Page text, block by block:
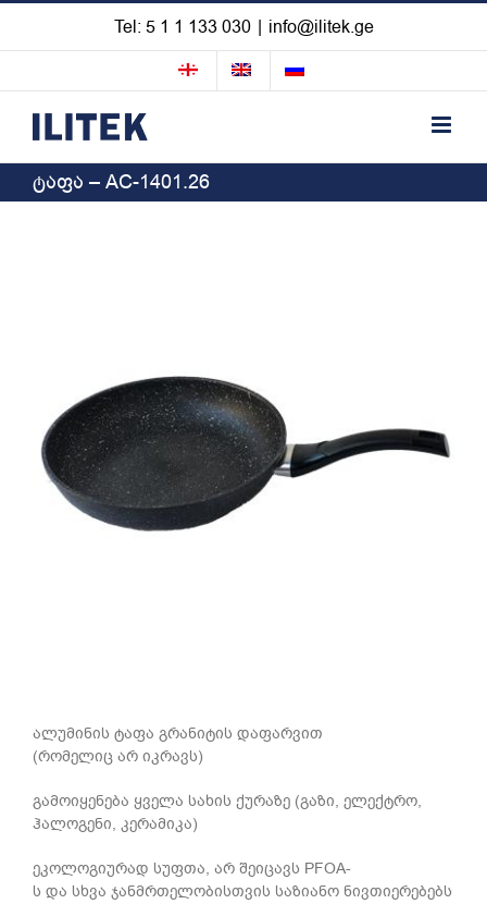
Skip
content
Tel: 5 1 1 133 030 | info@ilitek.ge
ტაფა – AC-1401.26
ალუმინის ტაფა გრანიტის დაფარვით
(რომელიც არ იკრავს)
გამოიყენება ყველა სახის ქურაზე (გაზი, ელექტრო,
ჰალოგენი, კერამიკა)
ეკოლოგიურად სუფთა, არ შეიცავს PFOA-
ს და სხვა ჯანმრთელობისთვის საზიანო ნივთიერებებს